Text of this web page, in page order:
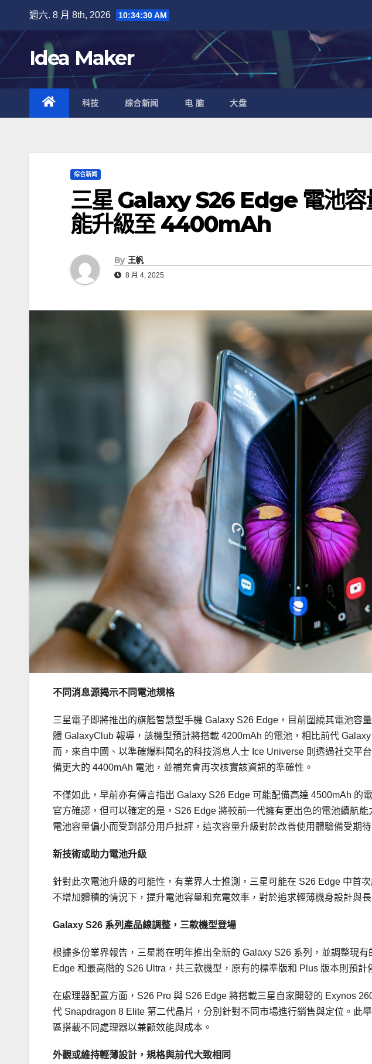
content
週六. 8 月 8th, 2026 10:34:31 AM
Idea Maker
科技 综合新闻 电 脑 大盘
综合新闻
三星 Galaxy S26 Edge 電池容
能升級至 4400mAh
By 王帆
8 月 4, 2025
不同消息源揭示不同電池規格
三星電子即將推出的旗艦智慧型手機 Galaxy S26 Edge，目前圍繞其電池容
體 GalaxyClub 報導，該機型預計將搭載 4200mAh 的電池，相比前代
而，來自中國、以準確爆料聞名的科技消息人士 Ice Universe 則透過社交平
備更大的 4400mAh 電池，並補充會再次核實該資訊的準確性。
不僅如此，早前亦有傳言指出 Galaxy S26 Edge 可能配備高達 4500mAh 的
官方確認，但可以確定的是，S26 Edge 將較前一代擁有更出色的電池續航
電池容量偏小而受到部分用戶批評，這次容量升級對於改善使用體驗備受期待
新技術或助力電池升級
針對此次電池升級的可能性，有業界人士推測，三星可能在 S26 Edge 中首
不增加體積的情況下，提升電池容量和充電效率，對於追求輕薄機身設計與
Galaxy S26 系列產品線調整，三款機型登場
根據多份業界報告，三星將在明年推出全新的 Galaxy S26 系列，並調整現
Edge 和最高階的 S26 Ultra，共三款機型，原有的標準版和 Plus 版本則預計
在處理器配置方面，S26 Pro 與 S26 Edge 將搭載三星自家開發的 Exynos
代 Snapdragon 8 Elite 第二代晶片，分別針對不同市場進行銷售與定位。此
區搭載不同處理器以兼顧效能與成本。
外觀或維持輕薄設計，規格與前代大致相同